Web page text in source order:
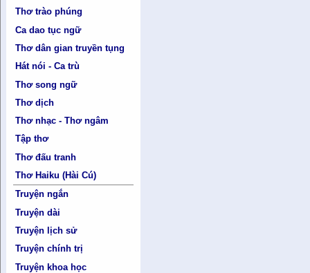
Thơ trào phúng
Ca dao tục ngữ
Thơ dân gian truyền tụng
Hát nói - Ca trù
Thơ song ngữ
Thơ dịch
Thơ nhạc - Thơ ngâm
Tập thơ
Thơ đấu tranh
Thơ Haiku (Hài Cú)
Truyện ngắn
Truyện dài
Truyện lịch sử
Truyện chính trị
Truyện khoa học